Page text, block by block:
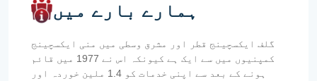
ہمارے بارے میں
گلف ایکسچینج قطر اور مشرق وسطی میں منی ایکسچینج
کمپنیوں میں سے ایک ہے کیونکہ اس نے 1977 میں قائم
ہونے کے بعد سے اپنی خدمات کو 1.4 ملین خوردہ اور